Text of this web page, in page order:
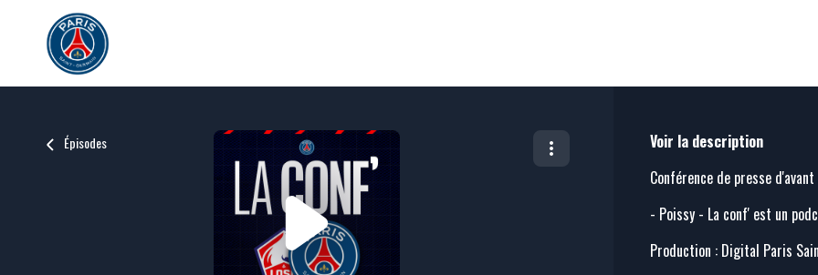
Épisodes
Voir la description
Conférence de presse
- Poissy - La conf' est un
Production : Digital Paris